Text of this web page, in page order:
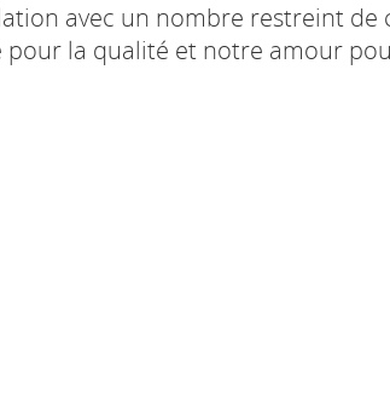
avec un nombre restreint de
pour la qualité et notre amour